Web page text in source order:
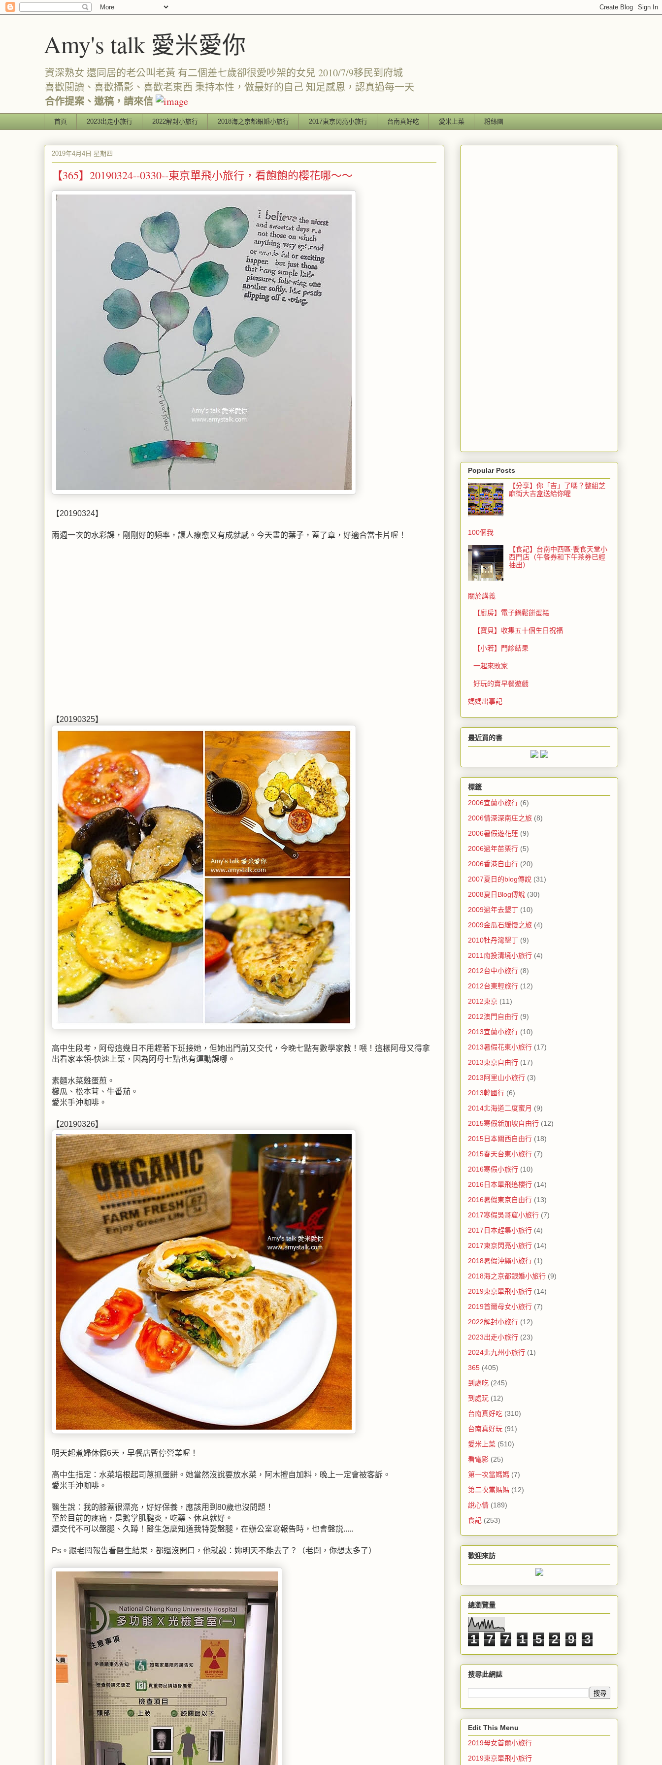
Amy's talk 愛米愛你
資深熟女 還同居的老公叫老黃 有二個差七歲卻很愛吵架的女兒 2010/7/9移民到府城
喜歡閱讀、喜歡攝影、喜歡老東西 秉持本性，做最好的自己 知足感恩，認真過每一天
合作提案、邀稿，請來信
首頁 2023出走小旅行 2022解封小旅行 2018海之京都銀婚小旅行 2017東京閃亮小旅行 台南真好吃 愛米上菜 粉絲團
2019年4月4日 星期四
【365】20190324--0330--東京單飛小旅行，看飽飽的櫻花哪～～
【20190324】
兩週一次的水彩課，剛剛好的頻率，讓人療愈又有成就感。今天畫的葉子，蓋了章，好適合當卡片喔！
【20190325】
高中生段考，阿母這幾日不用趕著下班接她，但她出門前又交代，今晚七點有數學家教！喂！這樣阿母又得拿
出看家本領-快速上菜，因為阿母七點也有運動課哪。
素麵水菜雞蛋煎。
櫛瓜、松本茸、牛番茄。
愛米手沖咖啡。
【20190326】
明天起煮婦休假6天，早餐店暫停營業喔！
高中生指定：水菜培根起司蔥抓蛋餅。她當然沒說要放水菜，阿木擅自加料，晚上一定會被客訴。
愛米手沖咖啡。
醫生說：我的膝蓋很漂亮，好好保養，應該用到80歲也沒問題！
至於目前的疼痛，是鵝掌肌腱炎，吃藥、休息就好。
還交代不可以盤腿、久蹲！醫生怎麼知道我特愛盤腿，在辦公室寫報告時，也會盤説.....
Ps。跟老闆報告看醫生結果，都還沒開口，他就說：妳明天不能去了？（老闆，你想太多了）
Popular Posts
【分享】你「吉」了嗎？整組芝
麻街大吉盒送給你喔
100個我
【食記】台南中西區‧饗食天堂小
西門店（午餐券和下午茶券已經
抽出）
關於講義
【廚房】電子鍋鬆餅蛋糕
【寶貝】收集五十個生日祝福
【小若】門診結果
一起來敗家
好玩的賣早餐遊戲
媽媽出事記
最近買的書
標籤
2006宜蘭小旅行 (6)
2006情深深南庄之旅 (8)
2006暑假遊花蓮 (9)
2006過年苗栗行 (5)
2006香港自由行 (20)
2007夏日的blog傳說 (31)
2008夏日Blog傳說 (30)
2009過年去墾丁 (10)
2009金瓜石緩慢之旅 (4)
2010牡丹灣墾丁 (9)
2011南投清境小旅行 (4)
2012台中小旅行 (8)
2012台東輕旅行 (12)
2012東京 (11)
2012澳門自由行 (9)
2013宜蘭小旅行 (10)
2013暑假花東小旅行 (17)
2013東京自由行 (17)
2013阿里山小旅行 (3)
2013韓國行 (6)
2014北海道二度蜜月 (9)
2015寒假新加坡自由行 (12)
2015日本關西自由行 (18)
2015春天台東小旅行 (7)
2016寒假小旅行 (10)
2016日本單飛追櫻行 (14)
2016暑假東京自由行 (13)
2017寒假吳哥窟小旅行 (7)
2017日本趕集小旅行 (4)
2017東京閃亮小旅行 (14)
2018暑假沖繩小旅行 (1)
2018海之京都銀婚小旅行 (9)
2019東京單飛小旅行 (14)
2019首爾母女小旅行 (7)
2022解封小旅行 (12)
2023出走小旅行 (23)
2024北九州小旅行 (1)
365 (405)
到處吃 (245)
到處玩 (12)
台南真好吃 (310)
台南真好玩 (91)
愛米上菜 (510)
看電影 (25)
第一次當媽媽 (7)
第二次當媽媽 (12)
說心情 (189)
食記 (253)
歡迎來訪
總瀏覽量
1 7 7 1 5 2 9 3
搜尋此網誌
Edit This Menu
2019母女首爾小旅行
2019東京單飛小旅行